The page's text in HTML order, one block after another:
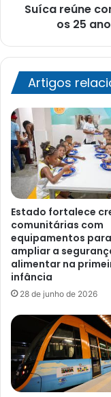
Suíca reúne
os 25
Artigos
Estado fortalece
comunitárias com
equipamentos para
ampliar a
alimentar na
infância
28 de junho de 2026